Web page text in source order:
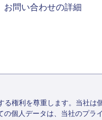
権利を尊重します。当社は
個人データは、当社のプラ